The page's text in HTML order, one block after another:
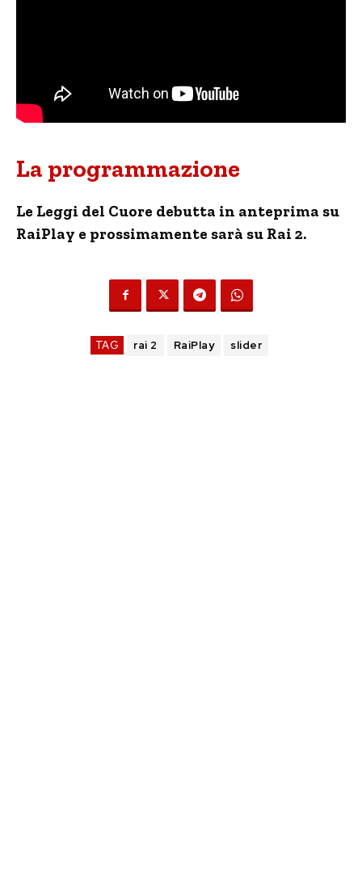
La programmazione
Le Leggi del Cuore debutta in anteprima su
RaiPlay e prossimamente sarà su Rai 2.
TAG rai 2 RaiPlay slider